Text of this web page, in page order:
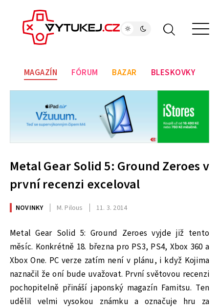
MAGAZÍN FÓRUM BAZAR BLESKOVKY
Metal Gear Solid 5: Ground Zeroes v
první recenzi exceloval
NOVINKY M. Pilous 11. 3. 2014
Metal Gear Solid 5: Ground Zeroes vyjde již tento
měsíc. Konkrétně 18. března pro PS3, PS4, Xbox 360 a
Xbox One. PC verze zatím není v plánu, i když Kojima
naznačil že oní bude uvažovat. První světovou recenzi
pochopitelně přináší japonský magazín Famitsu. Ten
udělil velmi vysokou známku a označuje hru za